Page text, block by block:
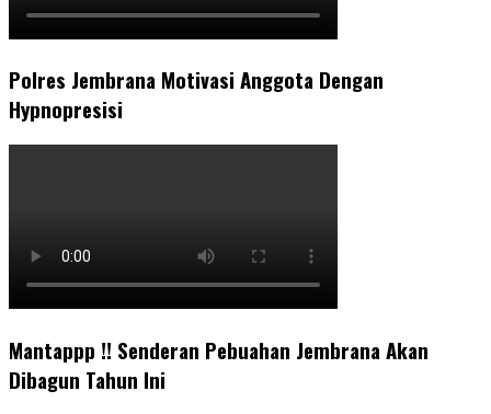
Polres Jembrana Motivasi Anggota Dengan
Hypnopresisi
Mantappp !! Senderan Pebuahan Jembrana Akan
Dibagun Tahun Ini